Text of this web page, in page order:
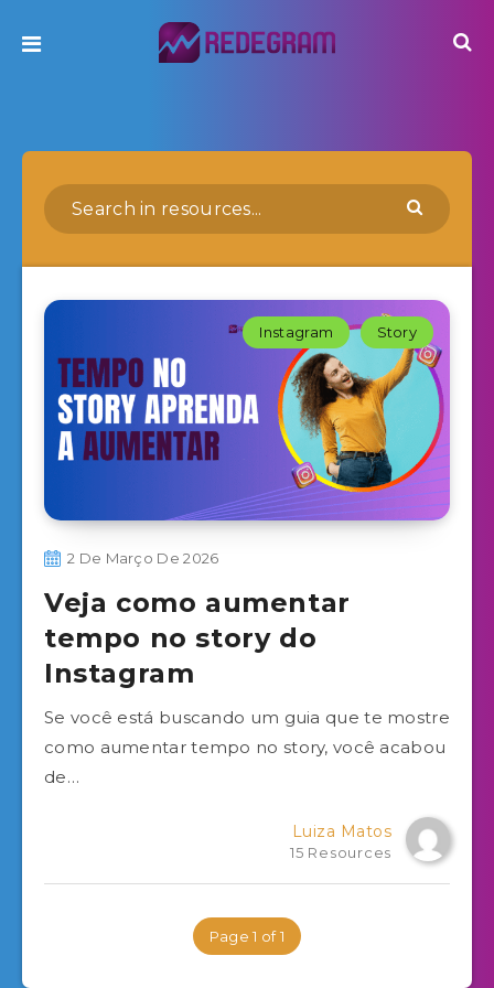
Instagram Story
2 De Março De 2026
Veja como aumentar
tempo no story do
Instagram
Se você está buscando um guia que te mostre
como aumentar tempo no story, você acabou
de…
Luiza Matos
15 Resources
Page 1 of 1